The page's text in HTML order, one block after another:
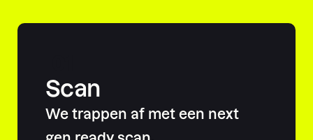
Scan
We trappen af met een next